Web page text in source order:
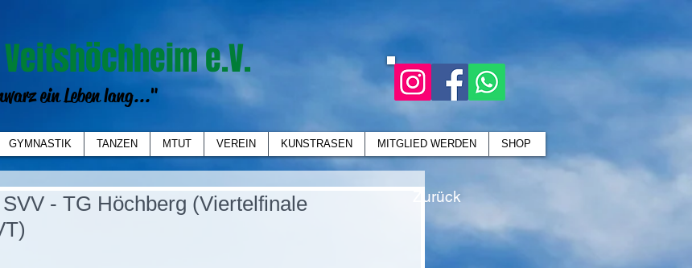
Veitshöchheim e.V.
ein Leben lang..."
GYMNASTIK TANZEN MTUT VEREIN KUNSTRASEN MITGLIED WERDEN SHOP
- TG Höchberg (Viertelfinale
Zurück